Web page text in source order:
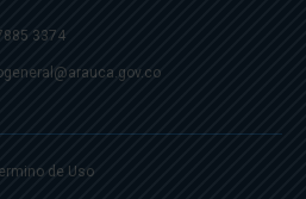
3374
de Uso